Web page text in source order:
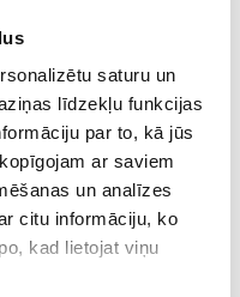
saturu un
līdzekļu funkcijas
par to, kā jūs
ar saviem
un analīzes
citu informāciju, ko
kad lietojat viņu
zeltu,
vilcienā un
tā arī nekad
bet neskaidros
Polijas
paslēptiem
jau kopš Otrā